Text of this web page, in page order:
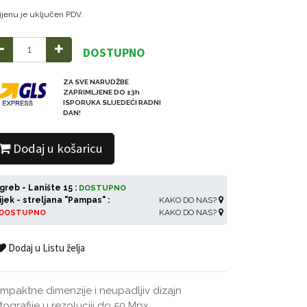
je uključen PDV.
DOSTUPNO
ZA SVE NARUDŽBE
ZAPRIMLJENE DO 13h
ISPORUKA SLIJEDEĆI RADNI
DAN!
Dodaj u košaricu
- Lanište 15 : DOSTUPNO
KAKO DO NAS?
- streljana "Pampas" :
KAKO DO NAS?
Dodaj u Listu želja
dimenzije i neupadljiv dizajn